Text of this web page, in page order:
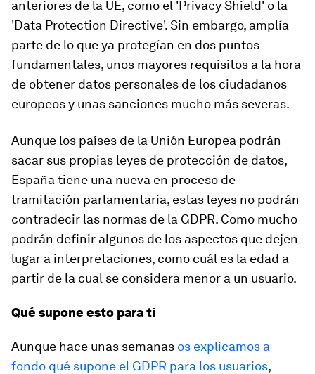
anteriores de la UE, como el 'Privacy Shield' o la
'Data Protection Directive'. Sin embargo, amplía
parte de lo que ya protegían en dos puntos
fundamentales, unos mayores requisitos a la hora
de obtener datos personales de los ciudadanos
europeos y unas sanciones mucho más severas.
Aunque los países de la Unión Europea podrán
sacar sus propias leyes de protección de datos,
España tiene una nueva en proceso de
tramitación parlamentaria, estas leyes no podrán
contradecir las normas de la GDPR. Como mucho
podrán definir algunos de los aspectos que dejen
lugar a interpretaciones, como cuál es la edad a
partir de la cual se considera menor a un usuario.
Qué supone esto para ti
Aunque hace unas semanas os explicamos a
fondo qué supone el GDPR para los usuarios,